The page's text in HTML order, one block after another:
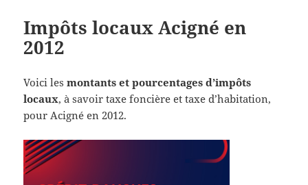
Impôts locaux Acigné en
2012
Voici lesmontants et pourcentages d’impôts
locaux, à savoir taxe foncière et taxe d’habitation,
pour Acigné en 2012.